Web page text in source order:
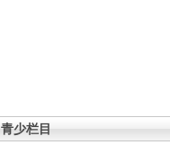
青少栏目